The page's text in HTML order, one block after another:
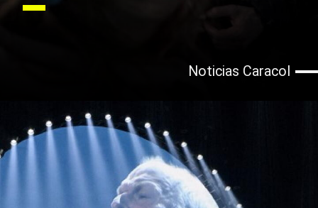
Noticias Caracol